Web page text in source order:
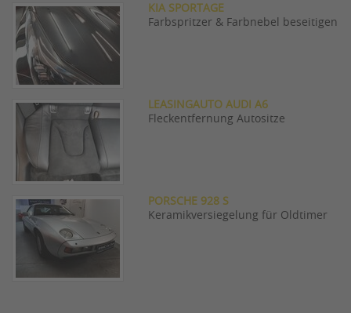
KIA SPORTAGE
Farbspritzer & Farbnebel beseitigen
LEASINGAUTO AUDI A6
Fleckentfernung Autositze
PORSCHE 928 S
Keramikversiegelung für Oldtimer